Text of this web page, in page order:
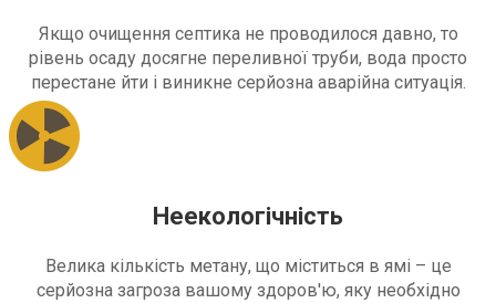
Якщо очищення септика не проводилося давно, то
рівень осаду досягне переливної труби, вода просто
перестане йти і виникне серйозна аварійна ситуація.
Неекологічність
Велика кількість метану, що міститься в ямі – це
серйозна загроза вашому здоров'ю, яку необхідно